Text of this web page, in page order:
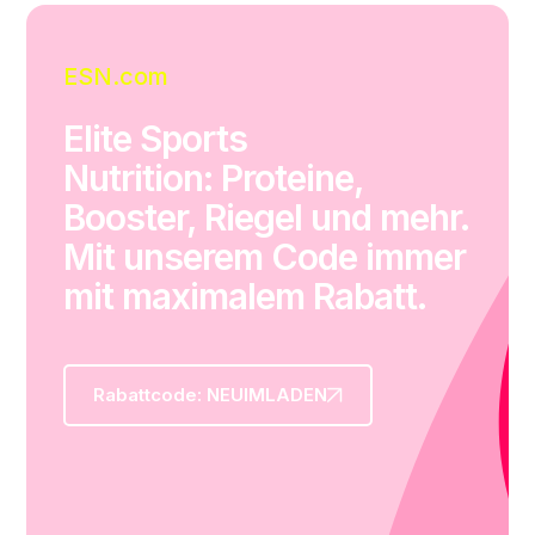
ESN.com
Elite Sports
Nutrition: Proteine,
Booster, Riegel und mehr.
Mit unserem Code immer
mit maximalem Rabatt.
Rabattcode: NEUIMLADEN